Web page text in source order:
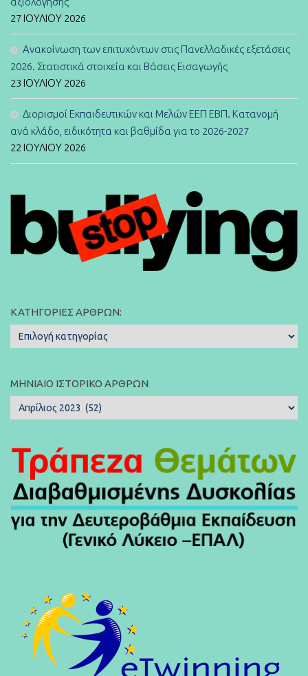
27 ΙΟΥΛΊΟΥ 2026
Ανακοίνωση των επιτυχόντων στις Πανελλαδικές εξετάσεις
2026. Στατιστικά στοιχεία και Βάσεις Εισαγωγής
23 ΙΟΥΛΊΟΥ 2026
Διορισμοί Εκπαιδευτικών και Μελών ΕΕΠ ΕΒΠ. Κατανομή
ανά κλάδο, ειδικότητα και βαθμίδα για το 2026-2027
22 ΙΟΥΛΊΟΥ 2026
ΚΑΤΗΓΟΡΊΕΣ ΆΡΘΡΩΝ:
Κατηγορίες
Άρθρων:
ΜΗΝΙΑΊΟ ΙΣΤΟΡΙΚΌ ΆΡΘΡΩΝ
Μηνιαίο
Ιστορικό